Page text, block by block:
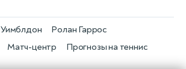
Матч-центр
Уимблдон
Прогнозы на теннис
Ролан Гаррос